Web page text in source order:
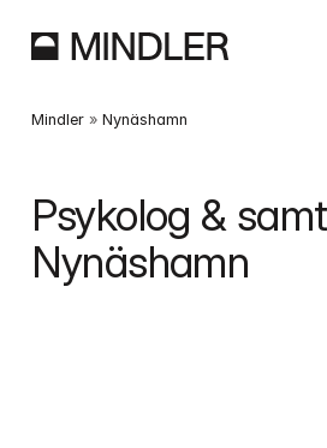
Våra psykologer
Information
Övriga tjänster
Mindler » Nynäshamn
Psykolog &
Nynäshamn